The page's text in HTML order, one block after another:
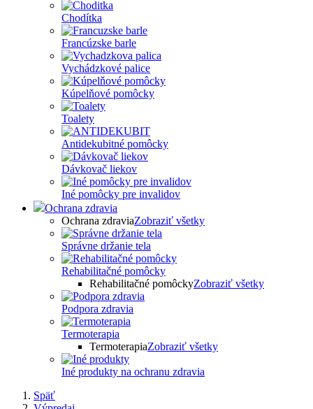
Chodítka
Francúzske barle
Vychádzkové palice
Kúpelňové pomôcky
Toalety
Antidekubitné pomôcky
Dávkovač liekov
Iné pomôcky pre invalidov
Ochrana zdravia
Ochrana zdraviaZobraziť všetky
Správne držanie tela
Rehabilitačné pomôcky
Rehabilitačné pomôckyZobraziť všetky
Podpora zdravia
Termoterapia
TermoterapiaZobraziť všetky
Iné produkty na ochranu zdravia
Späť